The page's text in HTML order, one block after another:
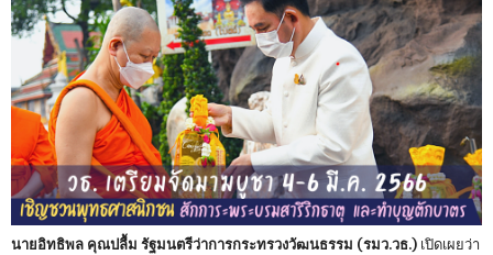
นายอิทธิพล คุณปลื้ม รัฐมนตรีว่าการกระทรวงวัฒนธรรม (รมว.วธ.) เปิดเผยว่า